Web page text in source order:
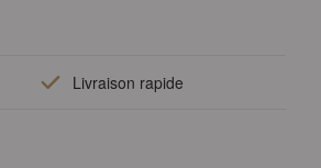
Livraison rapide